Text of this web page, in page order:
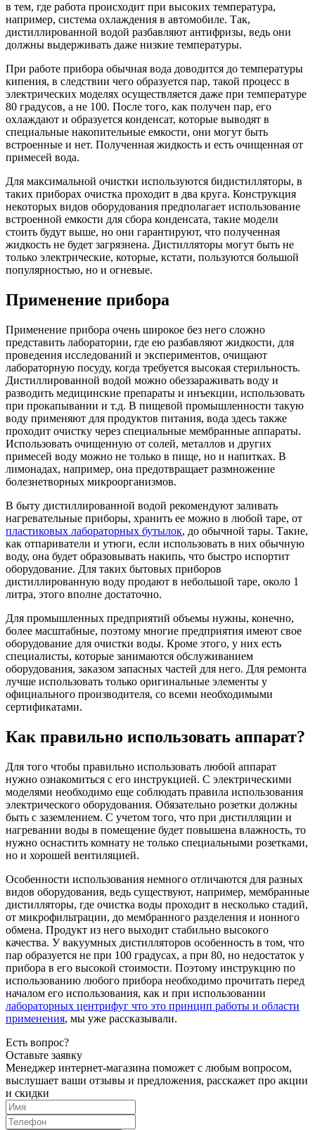
в тем, где работа происходит при высоких температура,
например, система охлаждения в автомобиле. Так,
дистиллированной водой разбавляют антифризы, ведь они
должны выдерживать даже низкие температуры.
При работе прибора обычная вода доводится до температуры
кипения, в следствии чего образуется пар, такой процесс в
электрических моделях осуществляется даже при температуре
80 градусов, а не 100. После того, как получен пар, его
охлаждают и образуется конденсат, которые выводят в
специальные накопительные емкости, они могут быть
встроенные и нет. Полученная жидкость и есть очищенная от
примесей вода.
Для максимальной очистки используются бидистилляторы, в
таких приборах очистка проходит в два круга. Конструкция
некоторых видов оборудования предполагает использование
встроенной емкости для сбора конденсата, такие модели
стоить будут выше, но они гарантируют, что полученная
жидкость не будет загрязнена. Дистилляторы могут быть не
только электрические, которые, кстати, пользуются большой
популярностью, но и огневые.
Применение прибора
Применение прибора очень широкое без него сложно
представить лаборатории, где ею разбавляют жидкости, для
проведения исследований и экспериментов, очищают
лабораторную посуду, когда требуется высокая стерильность.
Дистиллированной водой можно обеззараживать воду и
разводить медицинские препараты и инъекции, использовать
при прокапывании и т.д. В пищевой промышленности такую
воду применяют для продуктов питания, вода здесь также
проходит очистку через специальные мембранные аппараты.
Использовать очищенную от солей, металлов и других
примесей воду можно не только в пище, но и напитках. В
лимонадах, например, она предотвращает размножение
болезнетворных микроорганизмов.
В быту дистиллированной водой рекомендуют заливать
нагревательные приборы, хранить ее можно в любой таре, от
пластиковых лабораторных бутылок, до обычной тары. Такие,
как отпариватели и утюги, если использовать в них обычную
воду, она будет образовывать накипь, что быстро испортит
оборудование. Для таких бытовых приборов
дистиллированную воду продают в небольшой таре, около 1
литра, этого вполне достаточно.
Для промышленных предприятий объемы нужны, конечно,
более масштабные, поэтому многие предприятия имеют свое
оборудование для очистки воды. Кроме этого, у них есть
специалисты, которые занимаются обслуживанием
оборудования, заказом запасных частей для него. Для ремонта
лучше использовать только оригинальные элементы у
официального производителя, со всеми необходимыми
сертификатами.
Как правильно использовать аппарат?
Для того чтобы правильно использовать любой аппарат
нужно ознакомиться с его инструкцией. С электрическими
моделями необходимо еще соблюдать правила использования
электрического оборудования. Обязательно розетки должны
быть с заземлением. С учетом того, что при дистилляции и
нагревании воды в помещение будет повышена влажность, то
нужно оснастить комнату не только специальными розетками,
но и хорошей вентиляцией.
Особенности использования немного отличаются для разных
видов оборудования, ведь существуют, например, мембранные
дистилляторы, где очистка воды проходит в несколько стадий,
от микрофильтрации, до мембранного разделения и ионного
обмена. Продукт из него выходит стабильно высокого
качества. У вакуумных дистилляторов особенность в том, что
пар образуется не при 100 градусах, а при 80, но недостаток у
прибора в его высокой стоимости. Поэтому инструкцию по
использованию любого прибора необходимо прочитать перед
началом его использования, как и при использовании
лабораторных центрифуг что это принцип работы и области
применения, мы уже рассказывали.
Есть вопрос?
Оставьте заявку
Менеджер интернет-магазина поможет с любым вопросом,
выслушает ваши отзывы и предложения, расскажет про акции
и скидки